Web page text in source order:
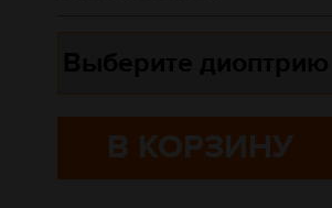
В КОРЗИНУ